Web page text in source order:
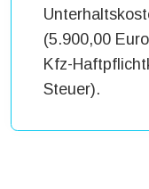
(5.900,00
Kfz-
Steuer).